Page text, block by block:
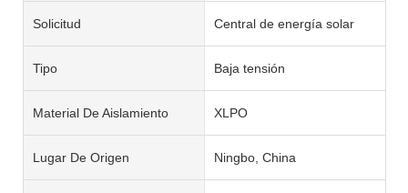
Solicitud Central de energía solar
Tipo Baja tensión
Material De Aislamiento XLPO
Lugar De Origen Ningbo, China